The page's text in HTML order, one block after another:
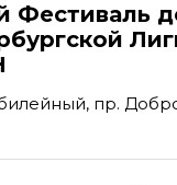
Фестиваль
пр.